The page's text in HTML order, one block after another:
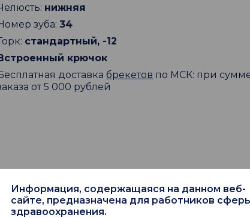
нижняя
зуба:34
стандартный, -12
крючок
доставка брекетов по МСК: при
от 5 000 рублей
Информация, содержащаяся на данном веб-
сайте, предназначена для работников
здравоохранения.